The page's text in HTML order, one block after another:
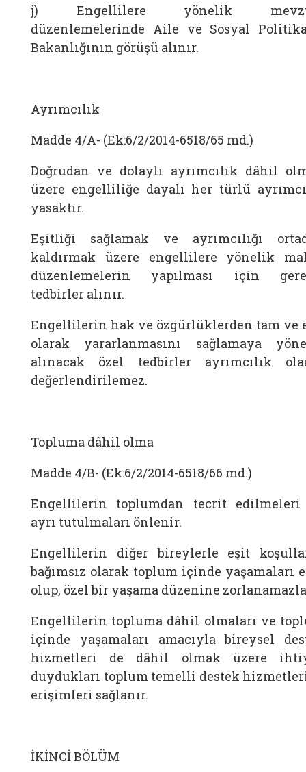
j) Engellilere yönelik
düzenlemelerinde Aile ve Sosyal
Bakanlığının görüşü alınır.
Ayrımcılık
Madde 4/A- (Ek:6/2/2014-6518/65 md.)
Doğrudan ve dolaylı ayrımcılık dâhil
üzere engelliliğe dayalı her türlü
yasaktır.
Eşitliği sağlamak ve ayrımcılığı
kaldırmak üzere engellilere yönelik
düzenlemelerin yapılması için
tedbirler alınır.
Engellilerin hak ve özgürlüklerden tam ve
olarak yararlanmasını sağlamaya
alınacak özel tedbirler ayrımcılık
değerlendirilemez.
Topluma dâhil olma
Madde 4/B- (Ek:6/2/2014-6518/66 md.)
Engellilerin toplumdan tecrit
ayrı tutulmaları önlenir.
Engellilerin diğer bireylerle eşit
bağımsız olarak toplum içinde yaşamaları
olup, özel bir yaşama düzenine
Engellilerin topluma dâhil olmaları ve
içinde yaşamaları amacıyla bireysel
hizmetleri de dâhil olmak üzere
duydukları toplum temelli destek
erişimleri sağlanır.
İKİNCİ BÖLÜM